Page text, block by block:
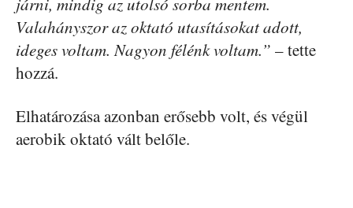
Valahányszor az oktató utasításokat adott,
ideges voltam. Nagyon félénk voltam.” – tette
hozzá.
Elhatározása azonban erősebb volt, és végül
aerobik oktató vált belőle.